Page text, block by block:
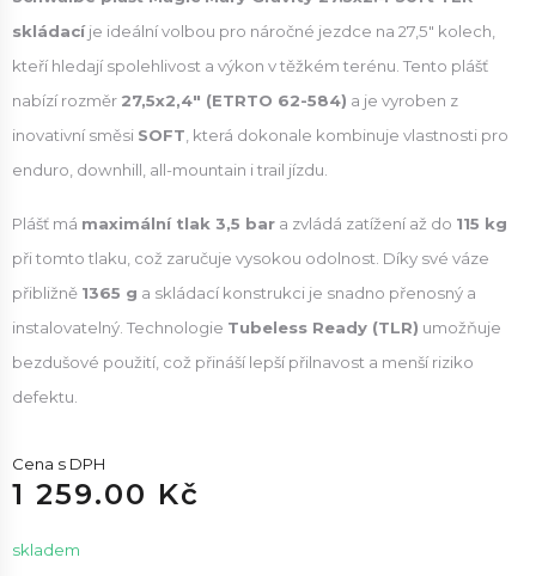
skládacíje ideální volbou pro náročné jezdce na 27,5" kolech,
kteří hledají spolehlivost a výkon v těžkém terénu. Tento plášť
nabízí rozměr 27,5x2,4" (ETRTO 62-584) a je vyroben z
inovativní směsi SOFT , která dokonale kombinuje vlastnosti pro
enduro, downhill, all-mountain i trail jízdu.
Plášť má maximální tlak 3,5 bar a zvládá zatížení až do 115 kg
při tomto tlaku, což zaručuje vysokou odolnost. Díky své váze
přibližně 1365 g a skládací konstrukci je snadno přenosný a
instalovatelný. Technologie Tubeless Ready (TLR) umožňuje
bezdušové použití, což přináší lepší přilnavost a menší riziko
defektu.
Cena s DPH
1 259.00 Kč
skladem